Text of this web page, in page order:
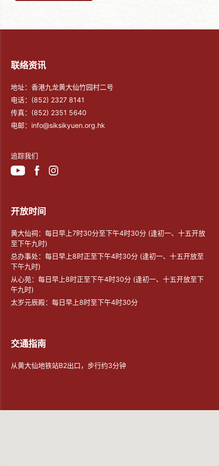
联络资讯
地址：香港九龙黄大仙竹园村二号
电话： (852) 2327 8141
传真： (852) 2351 5640
电邮： info@siksikyuen.org.hk
追踪我们
开放时间
黄大仙祠：每日早上7时30分至下午4时30分 (逢初一、十五开放
至下午九时)
总办事处：每日早上8时正至下午4时30分 (逢初一、十五开放至
下午九时)
从心苑：每日早上8时正至下午4时30分 (逢初一、十五开放至下
午九时)
太岁元辰殿：每日早上8时至下午4时30分
交通指南
从黄大仙地铁站B2出口，步行约3分钟